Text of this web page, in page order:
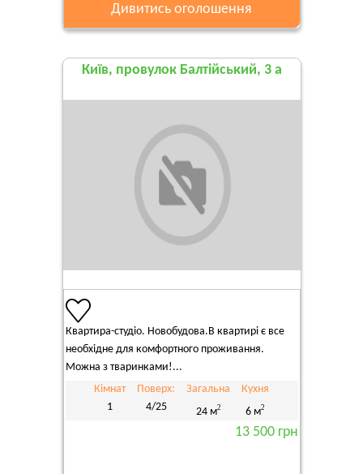
Дивитись оголошення
Київ, провулок Балтійський, 3 а
Квартира-студіо. Новобудова.В квартирі є все
необхідне для комфортного проживання.
Можна з тваринками!...
Кімнат
1
Поверх:
4/25
Загальна
24 м2
Кухня
6 м2
13 500 грн